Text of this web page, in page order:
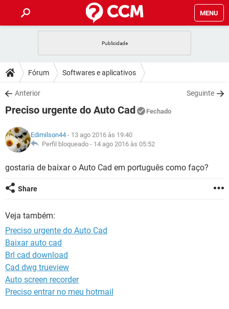
MENU
CELULAR FACEBOOK
OUTLOOK
INSTAGRAM GMAIL
GUIA DE COMPRAS
DICAS
JOGOS WHATSAPP
INSTAGRAM GMAIL
GUIA DE COMPRAS
DOWNLOADS
JOGOS WHATSAPP
CELULAR
OUTLOOK EXCEL
INSTAGRAM
JOGOS WHATSAPP
CELULAR
OUTLOOK EXCEL
INSTAGRAM
GLOSSÁRIO
JOGOS
INSTAGRAM
GUIA DE COMPRAS
Fórum Softwares e aplicativos
Anterior Seguinte
Preciso urgente do Auto Cad Fechado
Edimilson44 - 13 ago 2016 às 19:40
Perfil bloqueado - 14 ago 2016 às 05:52
gostaria de baixar o Auto Cad em português como faço?
Share
Veja também:
Preciso urgente do Auto Cad
Baixar auto cad
Brl cad download
Cad dwg trueview
Auto screen recorder
Preciso entrar no meu hotmail